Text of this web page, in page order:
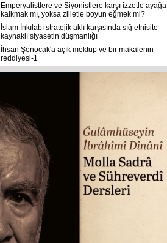
Emperyalistlere ve Siyonistlere karşı izzetle ayağa
kalkmak mı, yoksa zilletle boyun eğmek mi?
İslam İnkılabı stratejik aklı karşısında sığ etnisite
kaynaklı siyasetin düşmanlığı
İhsan Şenocak'a açık mektup ve bir makalenin
reddiyesi-1